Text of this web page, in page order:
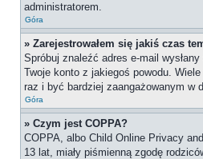
administratorem.
Góra
» Zarejestrowałem się jakiś czas
Spróbuj znaleźć adres e-mail
Twoje konto z jakiegoś powodu.
raz i być bardziej zaangażowanym w
Góra
» Czym jest COPPA?
COPPA, albo Child Online Privacy
13 lat, miały piśmienną zgodę